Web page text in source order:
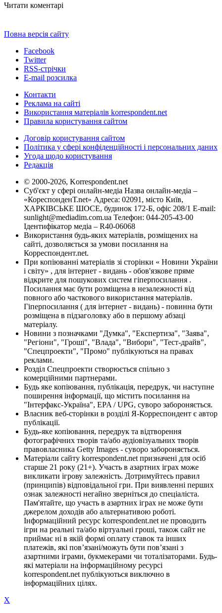
Читати коментарі
Повна версія сайту
Facebook
Twitter
RSS-стрічки
E-mail розсилка
Контакти
Реклама на сайті
Використання матеріалів korrespondent.net
Правила користування сайтом
Договір користування сайтом
Політика у сфері конфіденційності і персональних даних
Угода щодо користування
Редакція
© 2000-2026, Korrespondent.net
Суб'єкт у сфері онлайн-медіа Назва онлайн-медіа –
«КореспонденТ.net» Адреса: 02091, місто Київ,
ХАРКІВСЬКЕ ШОСЕ, будинок 172-Б, офіс 208/1 E-mail:
sunlight@mediadim.com.ua Телефон: 044-205-43-00
Ідентифікатор медіа – R40-06068
Використання будь-яких матеріалів, розміщених на
сайті, дозволяється за умови посилання на
Корреспондент.net.
При копіюванні матеріалів зі сторінки « Новини України
і світу» , для інтернет - видань - обов'язкове пряме
відкрите для пошукових систем гіперпосилання .
Посилання має бути розміщена в незалежності від
повного або часткового використання матеріалів.
Гіперпосилання ( для інтернет - видань) - повинна бути
розміщена в підзаголовку або в першому абзаці
матеріалу.
Новини з позначками "Думка", "Експертиза", "Заява",
"Регіони", "Гроші", "Влада", "Вибори", "Тест-драйв",
"Спецпроекти", "Промо" публікуються на правах
реклами.
Розділ Спецпроекти створюється спільно з
комерційними партнерами.
Будь яке копіювання, публікація, передрук, чи наступне
поширення інформації, що містить посилання на
"Інтерфакс-Україна", EPA / UPG, суворо забороняється.
Власник веб-сторінки в розділі Я-Корреспондент є автор
публікації.
Будь-яке копіювання, передрук та відтворення
фотографічних творів та/або аудіовізуальних творів
правовласника Getty Images - суворо забороняється.
Матеріали сайту korrespondent.net призначені для осіб
старше 21 року (21+). Участь в азартних іграх може
викликати ігрову залежність. Дотримуйтесь правил
(принципів) відповідальної гри. При виявленні перших
ознак залежності негайно зверніться до спеціаліста.
Пам'ятайте, що участь в азартних іграх не може бути
джерелом доходів або альтернативою роботі.
Інформаційний ресурс korrespondent.net не проводить
ігри на реальні та/або віртуальні гроші, також сайт не
приймає ні в якій формі оплату ставок та інших
платежів, які пов’язані/можуть бути пов’язані з
азартними іграми, букмекерами чи тоталізаторами. Будь-
які матеріали на інформаційному ресурсі
korrespondent.net публікуються виключно в
інформаційних цілях.
X